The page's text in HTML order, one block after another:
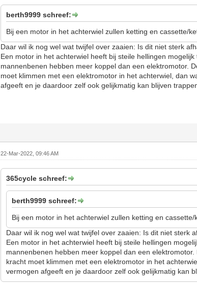
berth9999 schreef:
Bij een motor in het achterwiel zullen ketting en cassette/
Daar wil ik nog wel wat twijfel over zaaien: Is dit niet sterk
Een motor in het achterwiel heeft bij steile hellingen
mannenbenen hebben meer koppel dan een elektromotor.
moet klimmen met een elektromotor in het achterwiel, dan
afgeeft en je daardoor zelf ook gelijkmatig kan blijven
22-Mar-2022, 09:46 AM
365cycle schreef:
berth9999 schreef:
Bij een motor in het achterwiel zullen ketting en cassette/
Daar wil ik nog wel wat twijfel over zaaien: Is dit niet sterk
Een motor in het achterwiel heeft bij steile hellingen
mannenbenen hebben meer koppel dan een
kracht moet klimmen met een elektromotor in het
vermogen afgeeft en je daardoor zelf ook gelijkmatig kan